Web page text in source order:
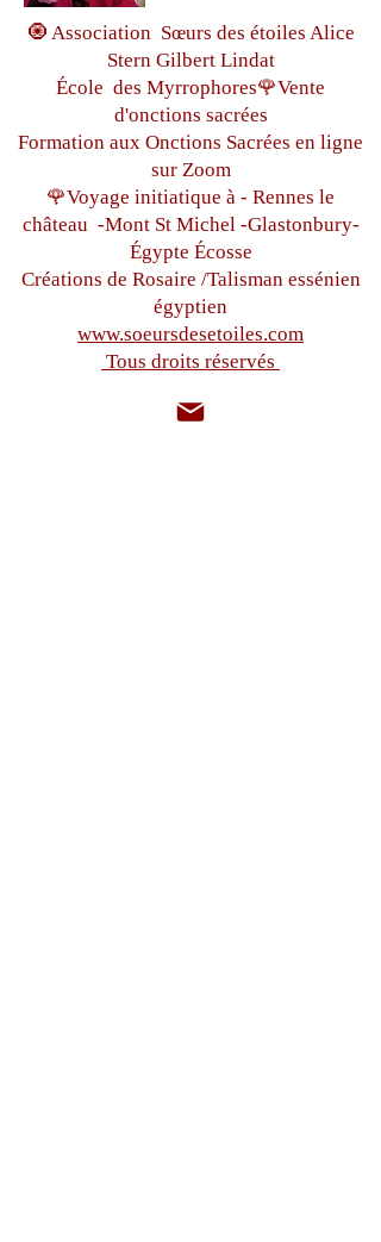
🧿 Association Sœurs des étoiles Alice
Stern Gilbert Lindat
École des Myrrophores🌹Vente
d'onctions sacrées
Formation aux Onctions Sacrées en ligne
sur Zoom
🌹Voyage initiatique à - Rennes le
château -Mont St Michel -Glastonbury-
Égypte Écosse
Créations de Rosaire /Talisman essénien
égyptien
www.soeursdesetoiles.com
Tous droits réservés